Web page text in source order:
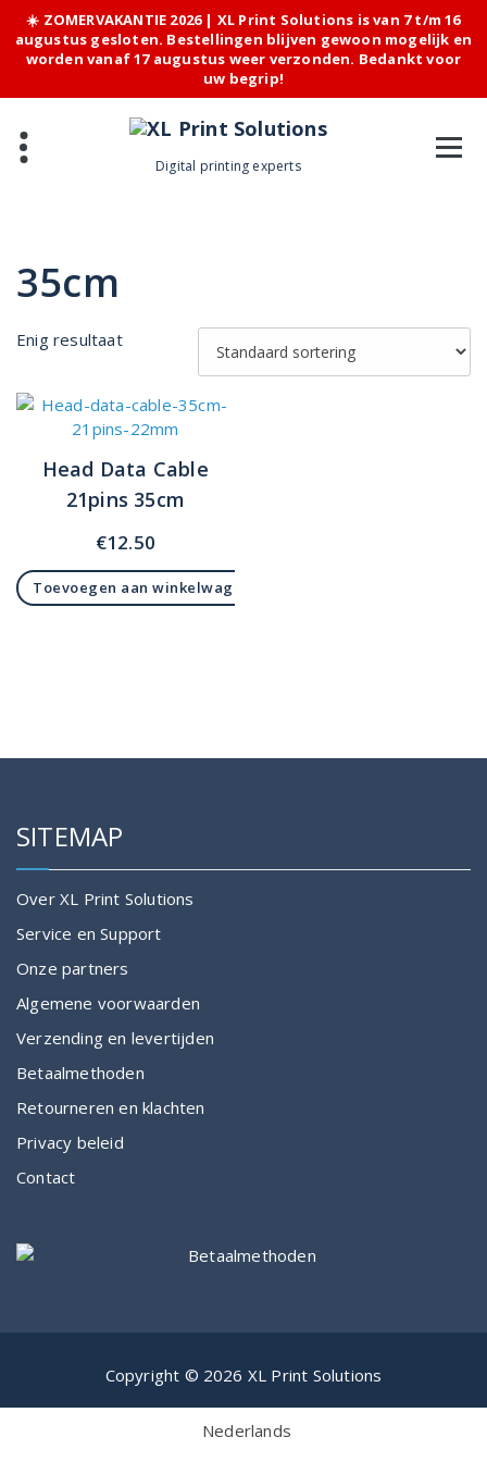
☀️ ZOMERVAKANTIE 2026 | XL Print Solutions is van 7 t/m 16
augustus gesloten. Bestellingen blijven gewoon mogelijk en
worden vanaf 17 augustus weer verzonden. Bedankt voor
uw begrip!
content
Digital printing experts
35cm
Enig resultaat
Head Data Cable
21pins 35cm
€12.50
Toevoegen aan winkelwagen
SITEMAP
Over XL Print Solutions
Service en Support
Onze partners
Algemene voorwaarden
Verzending en levertijden
Betaalmethoden
Retourneren en klachten
Privacy beleid
Contact
Copyright © 2026 XL Print Solutions
Nederlands